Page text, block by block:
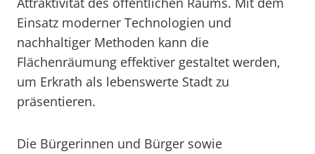
Einsatz moderner Technologien und
nachhaltiger Methoden kann die
Flächenräumung effektiver gestaltet werden,
um Erkrath als lebenswerte Stadt zu
präsentieren.
Die Bürgerinnen und Bürger sowie